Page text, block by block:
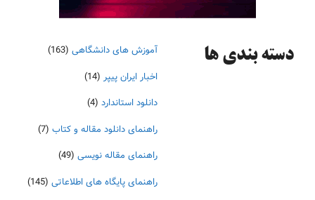
دسته‌ بندی ها آموزش های دانشگاهی (163)
اخبار ایران پیپر (14)
دانلود استاندارد (4)
راهنمای دانلود مقاله و کتاب (7)
راهنمای مقاله نویسی (49)
راهنمای پایگاه های اطلاعاتی (145)